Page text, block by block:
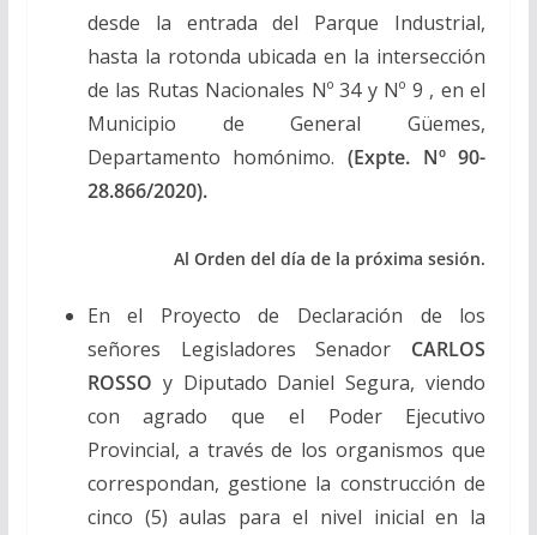
desde la entrada del Parque Industrial,
hasta la rotonda ubicada en la intersección
de las Rutas Nacionales Nº 34 y Nº 9 , en el
Municipio de General Güemes,
Departamento homónimo. (Expte. Nº 90-
28.866/2020).
Al Orden del día de la próxima sesión.
En el Proyecto de Declaración de los
señores Legisladores Senador CARLOS
ROSSO y Diputado Daniel Segura, viendo
con agrado que el Poder Ejecutivo
Provincial, a través de los organismos que
correspondan, gestione la construcción de
cinco (5) aulas para el nivel inicial en la